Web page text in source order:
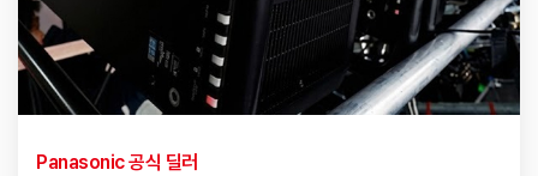
Panasonic 공식 딜러